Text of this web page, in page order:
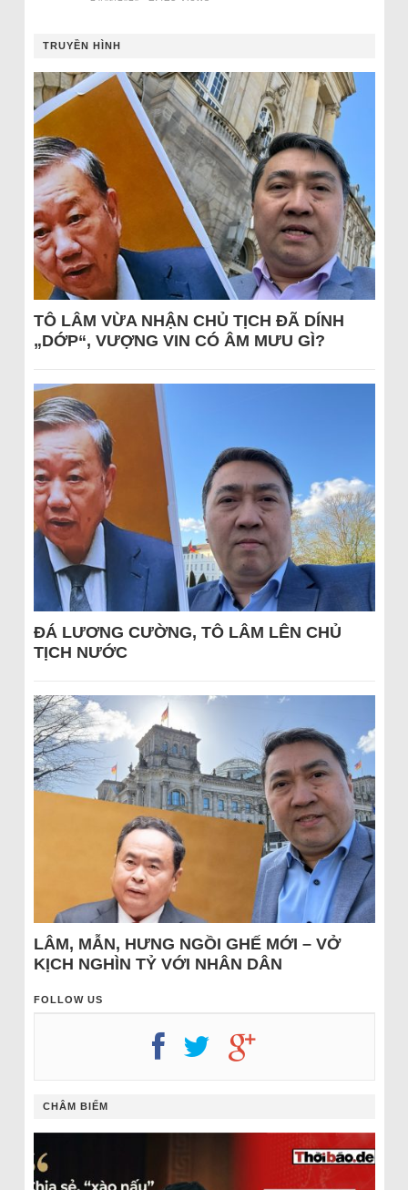
TRUYỀN HÌNH
TÔ LÂM VỪA NHẬN CHỦ TỊCH ĐÃ DÍNH
„DỚP“, VƯỢNG VIN CÓ ÂM MƯU GÌ?
ĐÁ LƯƠNG CƯỜNG, TÔ LÂM LÊN CHỦ
TỊCH NƯỚC
LÂM, MẪN, HƯNG NGỒI GHẾ MỚI – VỞ
KỊCH NGHÌN TỶ VỚI NHÂN DÂN
FOLLOW US
CHÂM BIẾM